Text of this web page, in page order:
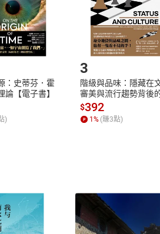
的「居家魔法」讓你脫胎換骨，好
超過13萬冊。
」：
：
RUvA
領導力七法則》等。
：http://goo.gl/OjJPmY
：史蒂芬．霍
論【電子書】
)
3
階級與品味：隱藏在
審美與流行趨勢背後
位渴望【電子書】
$392
1 % (賺3點)